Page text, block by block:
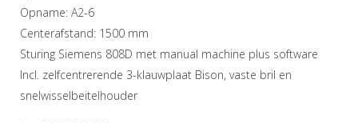
Opname: A2-6
Centerafstand: 1500 mm
Sturing Siemens 808D met manual machine plus software
Incl. zelfcentrerende 3-klauwplaat Bison, vaste bril en
snelwisselbeitelhouder